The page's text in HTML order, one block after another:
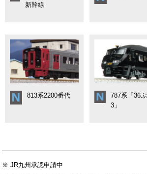
新幹線
813系2200番代
787系「36
3」
※ JR九州承認申請中